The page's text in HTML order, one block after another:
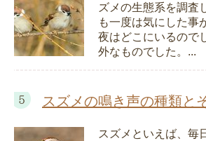
ズメの生態系を調査
も一度は気にした事
夜はどこにいるので
外なものでした。...
スズメの鳴き声の種類と
スズメといえば、毎